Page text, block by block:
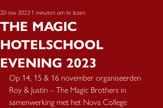
THE MAGIC
HOTELSCHOOL
EVENING 2023
20 nov 20231 minuten om te lezen
Op 14, 15 & 16 november organiseerden
Roy & Justin – The Magic Brothers in
samenwerking met het Nova College